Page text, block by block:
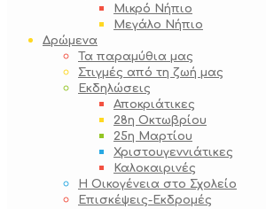
Μικρό Νήπιο
Μεγάλο Νήπιο
Δρώμενα
Τα παραμύθια μας
Στιγμές από τη ζωή μας
Εκδηλώσεις
Αποκριάτικες
28η Οκτωβρίου
25η Μαρτίου
Χριστουγεννιάτικες
Καλοκαιρινές
Η Οικογένεια στο Σχολείο
Επισκέψεις-Εκδρομές